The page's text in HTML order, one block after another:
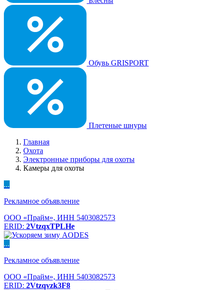
Обувь GRISPORT
Плетеные шнуры
Главная
Охота
Электронные приборы для охоты
Камеры для охоты
...
Рекламное объявление
ООО «Прайм», ИНН 5403082573
ERID: 2VtzqxTPLHe
...
Рекламное объявление
ООО «Прайм», ИНН 5403082573
ERID: 2Vtzqvzk3F8